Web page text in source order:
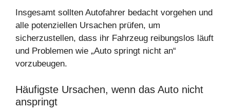
Insgesamt sollten Autofahrer bedacht vorgehen und
alle potenziellen Ursachen prüfen, um
sicherzustellen, dass ihr Fahrzeug reibungslos läuft
und Problemen wie „Auto springt nicht an“
vorzubeugen.
Häufigste Ursachen, wenn das Auto nicht
anspringt